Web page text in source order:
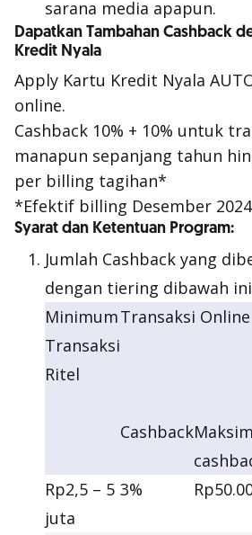
sarana media apapun.
Dapatkan Tambahan Cashback
Kredit Nyala
Apply Kartu Kredit Nyala AUTO
online.
Cashback 10% + 10% untuk
manapun sepanjang tahun
per billing tagihan*
*Efektif billing Desember 2024
Syarat dan Ketentuan Program:
Jumlah Cashback yang
dengan tiering dibawah
Minimum
Transaksi
Ritel
Transaksi Online
Cashback
Rp2,5 – 5
juta
3%